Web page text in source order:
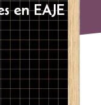
en EAJE